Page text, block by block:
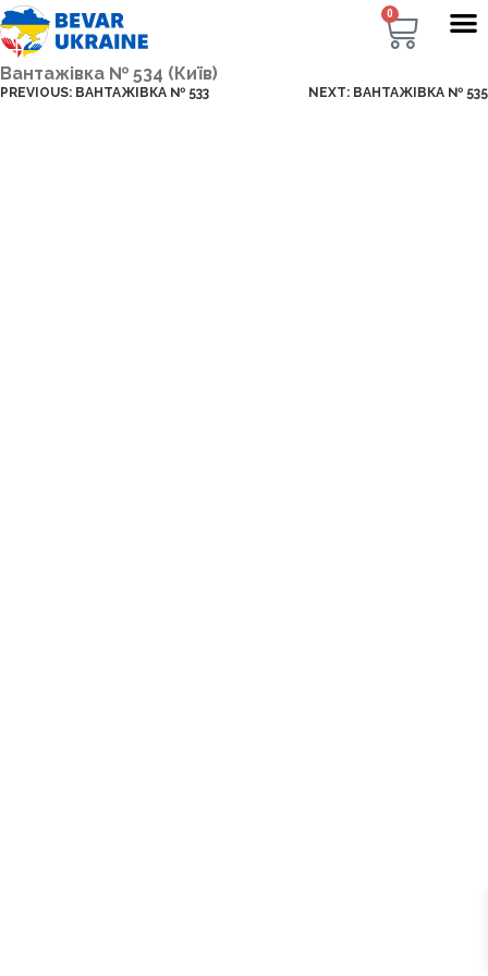
0
Вантажівка № 534 (Київ)
PREVIOUS: ВАНТАЖІВКА № 533 NEXT: ВАНТАЖІВКА № 535